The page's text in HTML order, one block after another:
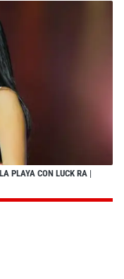
PLAYA CON LUCK RA |